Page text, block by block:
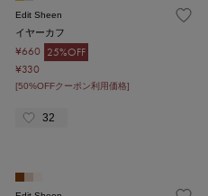
Edit Sheen
イヤーカフ
¥660 25%OFF
¥330
[50%OFFクーポン利用価格]
32